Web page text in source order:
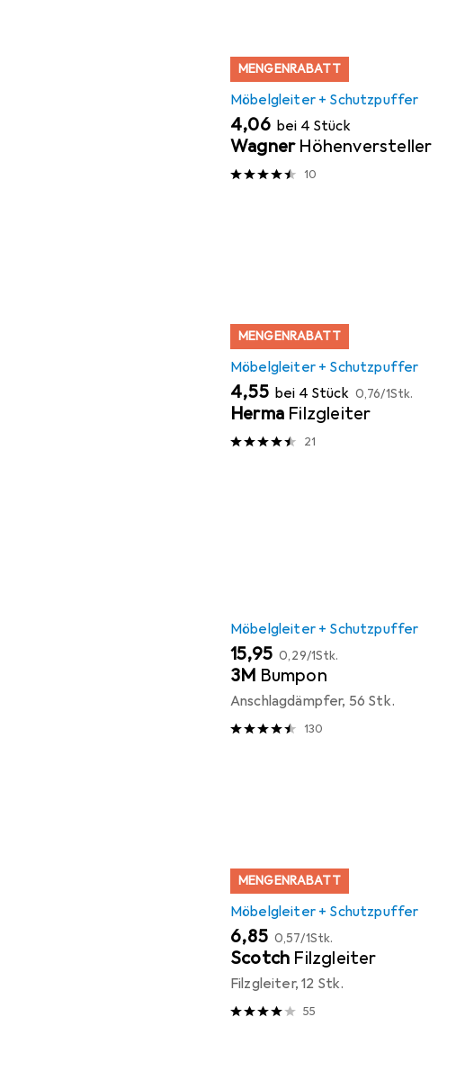
MENGENRABATT
Möbelgleiter + Schutzpuffer
EUR
4,06 bei 4 Stück
Wagner Höhenversteller
10
MENGENRABATT
Möbelgleiter + Schutzpuffer
EUR
4,55 bei 4 Stück EUR
0,76/1Stk.
Herma Filzgleiter
21
Möbelgleiter + Schutzpuffer
EUR
15,95 EUR
0,29/1Stk.
3M Bumpon
Anschlagdämpfer, 56 Stk.
130
MENGENRABATT
Möbelgleiter + Schutzpuffer
EUR
6,85 EUR
0,57/1Stk.
Scotch Filzgleiter
Filzgleiter, 12 Stk.
55